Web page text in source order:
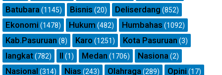
Batubara(1145) Bisnis (20) Deliserdang (852)
Ekonomi (1478) Hukum (482) Humbahas (1092)
Kab.Pasuruan (8) Karo (1251) Kota Pasuruan (3)
langkat(782) ll (1) Medan (1706) Nasiona(2)
Nasional (314) Nias (243) Olahraga(289) Opini (17)